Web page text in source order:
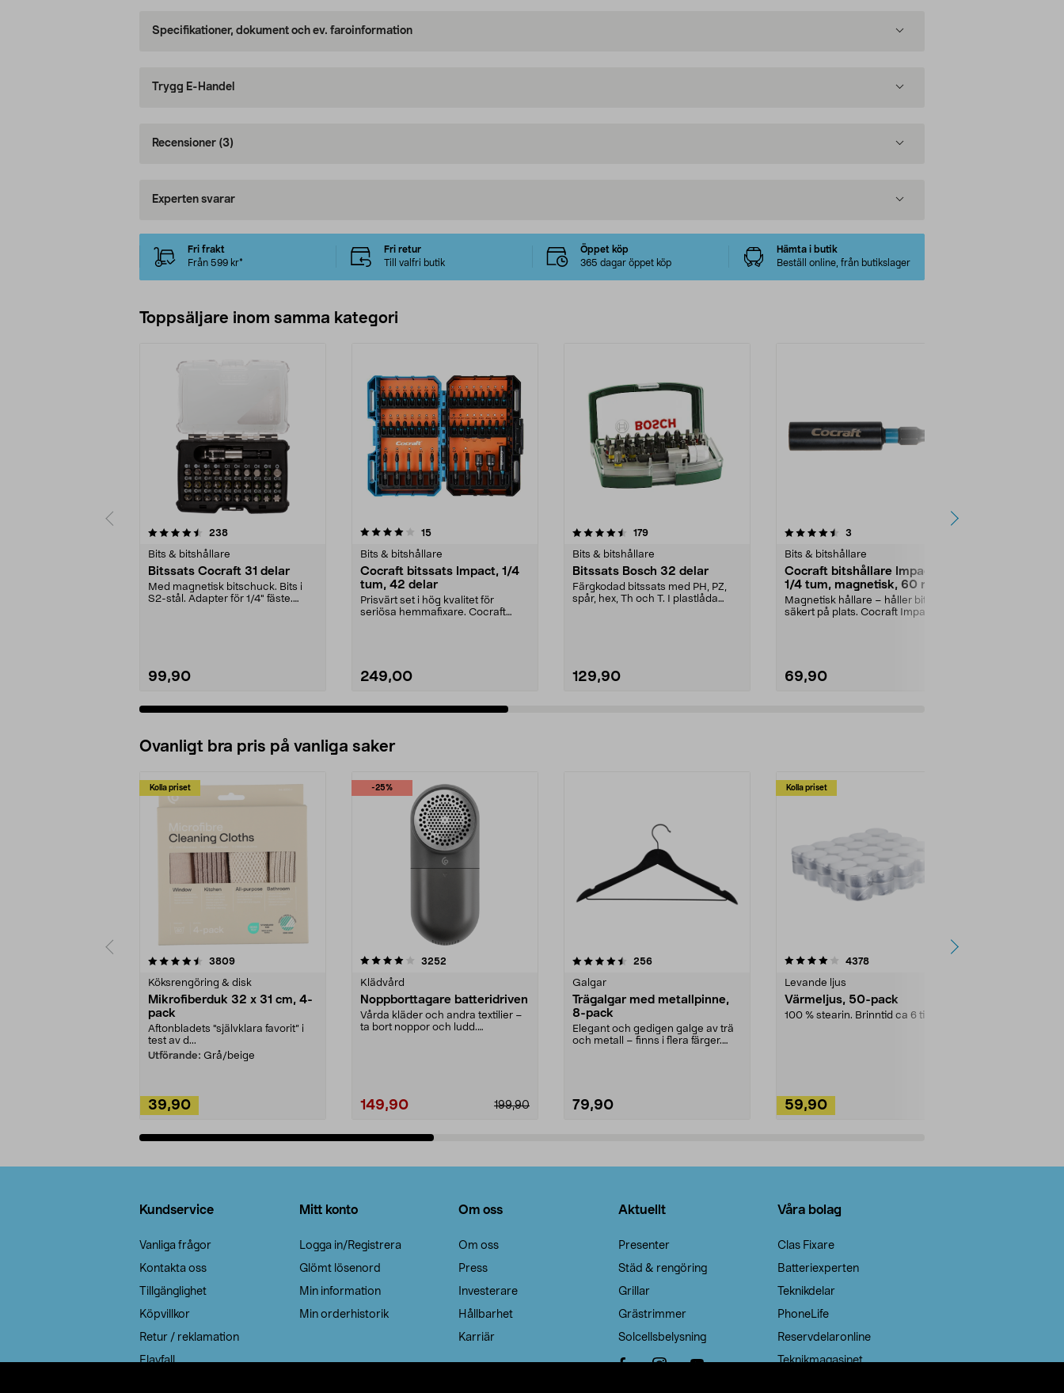
Specifikationer, dokument och ev. faroinformation
Trygg E-Handel
Recensioner (3)
Experten svarar
Fri frakt
Från 599 kr*
Fri retur
Till valfri butik
Öppet köp
365 dagar öppet köp
Hämta i butik
Beställ online, från butikslager
Toppsäljare inom samma kategori
238recensioner
Bits & bitshållare
Bitssats Cocraft 31 delar
Med magnetisk bitschuck. Bits i
S2-stål. Adapter för 1/4" fäste.
99,90
4.0 av 5 stjärnor 15recensioner
Bits & bitshållare
Cocraft bitssats Impact, 1/4
tum, 42 delar
Prisvärt set i hög kvalitet för
seriösa hemmafixare. Cocraft
249,00
4.5 av 5 stjärnor 179recensioner
Bits & bitshållare
Bitssats Bosch 32 delar
Färgkodad bitssats med PH, PZ,
spår, hex, Th och T. I plastlåda
129,90
4.5 av 5 stjärnor 3
Bits & bitshållare
Cocraft bitshållare Impact
1/4 tum, magnetisk, 60 mm
Magnetisk hållare – håller bitsen
säkert på plats. Cocraft Impact
69,90
4.5 av 5 stjärnor
Ovanligt bra pris på vanliga saker
Kolla priset
3809recensioner
Köksrengöring & disk
Mikrofiberduk 32 x 31 cm, 4-
pack
Aftonbladets "självklara favorit” i
test av d...
Utförande: Grå/beige
39,90
-25%
4.0av 5 stjärnor 3252
Klädvård
Noppborttagare batteridriven
Vårda kläder och andra textilier –
ta bort noppor och ludd.
199,90
149,90
4.5av 5 stjärnor 256recensioner
Galgar
Trägalgar med metallpinne,
8-pack
Elegant och gedigen galge av trä
och metall – finns i flera färger.
79,90
Kolla priset
4.0av 5 stjärnor 4378recensioner
Levande ljus
Värmeljus, 50-pack
100 % stearin. Brinntid ca 6 tim.
59,90
4.5av 5 stjärnor
Kundservice
Vanliga frågor
Kontakta oss
Tillgänglighet
Köpvillkor
Retur / reklamation
Elavfall
Mitt konto
Logga in/Registrera
Glömt lösenord
Min information
Min orderhistorik
Om oss
Om oss
Press
Investerare
Hållbarhet
Karriär
Aktuellt
Presenter
Städ & rengöring
Grillar
Grästrimmer
Solcellsbelysning
Våra bolag
Clas Fixare
Batteriexperten
Teknikdelar
PhoneLife
Reservdelaronline
Teknikmagasinet